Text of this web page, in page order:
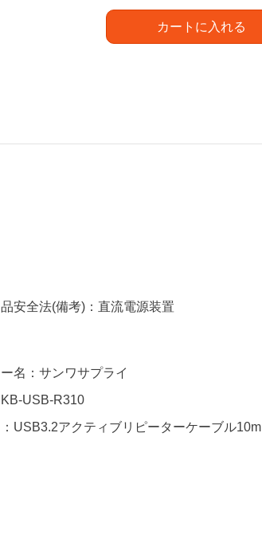
カートに入れる
安全法(備考)：直流電源装置
名：サンワサプライ
USB-R310
USB3.2アクティブリピーターケーブル10m